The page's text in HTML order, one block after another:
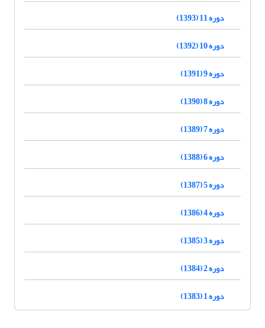
دوره 11 (1393)
دوره 10 (1392)
دوره 9 (1391)
دوره 8 (1390)
دوره 7 (1389)
دوره 6 (1388)
دوره 5 (1387)
دوره 4 (1386)
دوره 3 (1385)
دوره 2 (1384)
دوره 1 (1383)